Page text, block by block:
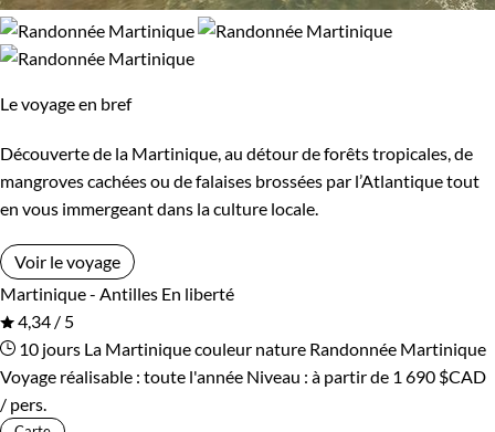
Le voyage en bref
Découverte de la Martinique, au détour de forêts tropicales, de
mangroves cachées ou de falaises brossées par l’Atlantique tout
en vous immergeant dans la culture locale.
Voir le voyage
Martinique - Antilles En liberté
4,34 / 5
10 jours La Martinique couleur nature Randonnée Martinique
Voyage réalisable : toute l'année Niveau : à partir de 1 690 $CAD
/ pers.